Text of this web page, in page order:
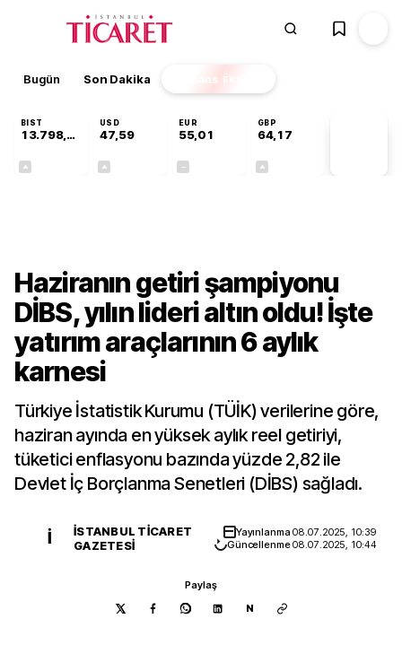
Bugün Son Dakika Finans EKSTRA
BIST
13.798,82
USD
47,59
EUR
55,01
GBP
64,17
Haziranın getiri şampiyonu
DİBS, yılın lideri altın oldu! İşte
yatırım araçlarının 6 aylık
karnesi
Türkiye İstatistik Kurumu (TÜİK) verilerine göre,
haziran ayında en yüksek aylık reel getiriyi,
tüketici enflasyonu bazında yüzde 2,82 ile
Devlet İç Borçlanma Senetleri (DİBS) sağladı.
İ
İSTANBUL TICARET
GAZETESI
Yayınlanma08.07.2025, 10:39
Güncellenme08.07.2025, 10:44
Paylaş
N